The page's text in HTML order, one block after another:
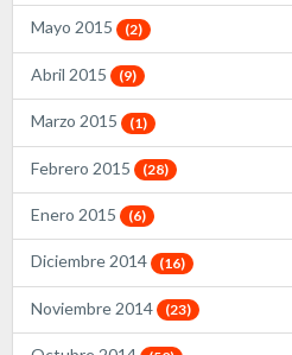
Mayo 2015 (2)
Abril 2015 (9)
Marzo 2015 (1)
Febrero 2015 (28)
Enero 2015 (6)
Diciembre 2014 (16)
Noviembre 2014 (23)